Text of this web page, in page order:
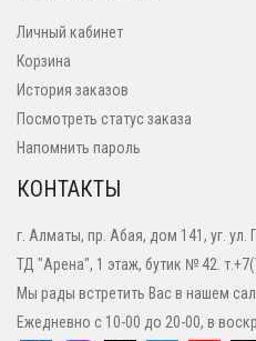
Личный кабинет
Корзина
История заказов
Посмотреть статус заказа
Напомнить пароль
КОНТАКТЫ
г. Алматы, пр. Абая, дом 141, уг. ул.
ТД "Арена", 1 этаж, бутик № 42.
Мы рады встретить Вас в нашем
Ежедневно с 10-00 до 20-00, в